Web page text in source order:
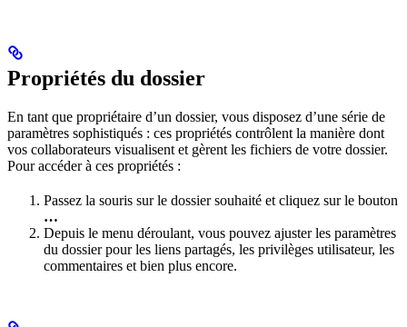
Propriétés du dossier
En tant que propriétaire d’un dossier, vous disposez d’une série de
paramètres sophistiqués : ces propriétés contrôlent la manière dont
vos collaborateurs visualisent et gèrent les fichiers de votre dossier.
Pour accéder à ces propriétés :
Passez la souris sur le dossier souhaité et cliquez sur le bouton
…
Depuis le menu déroulant, vous pouvez ajuster les paramètres
du dossier pour les liens partagés, les privilèges utilisateur, les
commentaires et bien plus encore.